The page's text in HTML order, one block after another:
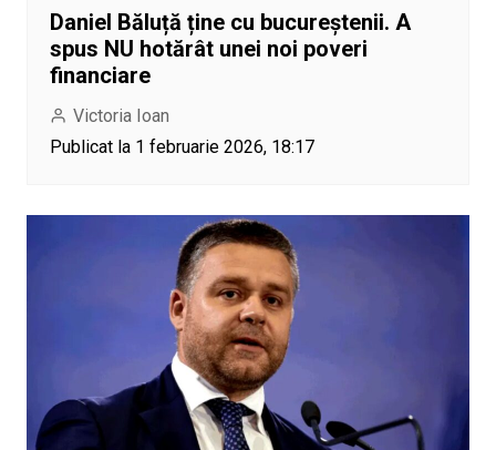
Daniel Băluță ține cu bucureștenii. A
spus NU hotărât unei noi poveri
financiare
Victoria Ioan
Publicat la 1 februarie 2026, 18:17